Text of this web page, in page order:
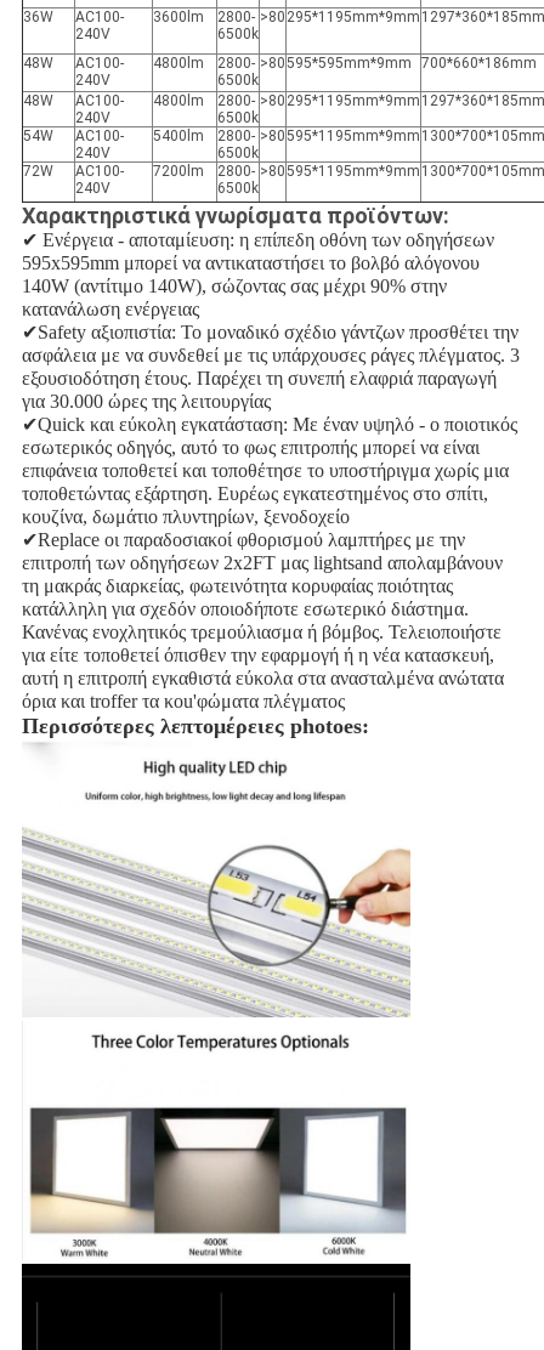
36W
AC100-
240V
3600lm
2800-
6500k
>80 295*1195mm*9mm 1297*360*185mm
48W
AC100-
240V
4800lm
2800-
6500k
>80595*595mm*9mm 700*660*186mm
48W
AC100-
240V
4800lm
2800-
6500k
>80 295*1195mm*9mm 1297*360*185mm
54W
AC100-
240V
5400lm
2800-
6500k
>80595*1195mm*9mm 1300*700*105mm
72W
AC100-
240V
7200lm
2800-
6500k
>80595*1195mm*9mm 1300*700*105mm
Χαρακτηριστικά γνωρίσματα προϊόντων:
✔ Ενέργεια - αποταμίευση: η επίπεδη οθόνη των οδηγήσεων
595x595mm μπορεί να αντικαταστήσει το βολβό αλόγονου
140W (αντίτιμο 140W), σώζοντας σας μέχρι 90% στην
κατανάλωση ενέργειας
✔Safety αξιοπιστία: Το μοναδικό σχέδιο γάντζων προσθέτει την
ασφάλεια με να συνδεθεί με τις υπάρχουσες ράγες πλέγματος. 3
εξουσιοδότηση έτους. Παρέχει τη συνεπή ελαφριά παραγωγή
για 30.000 ώρες της λειτουργίας
✔Quick και εύκολη εγκατάσταση: Με έναν υψηλό - ο ποιοτικός
εσωτερικός οδηγός, αυτό το φως επιτροπής μπορεί να είναι
επιφάνεια τοποθετεί και τοποθέτησε το υποστήριγμα χωρίς μια
τοποθετώντας εξάρτηση. Ευρέως εγκατεστημένος στο σπίτι,
κουζίνα, δωμάτιο πλυντηρίων, ξενοδοχείο
✔Replace οι παραδοσιακοί φθορισμού λαμπτήρες με την
επιτροπή των οδηγήσεων 2x2FT μας lightsand απολαμβάνουν
τη μακράς διαρκείας, φωτεινότητα κορυφαίας ποιότητας
κατάλληλη για σχεδόν οποιοδήποτε εσωτερικό διάστημα.
Κανένας ενοχλητικός τρεμούλιασμα ή βόμβος. Τελειοποιήστε
για είτε τοποθετεί όπισθεν την εφαρμογή ή η νέα κατασκευή,
αυτή η επιτροπή εγκαθιστά εύκολα στα ανασταλμένα ανώτατα
όρια και troffer τα κοu'φώματα πλέγματος
Περισσότερες λεπτομέρειες photoes: